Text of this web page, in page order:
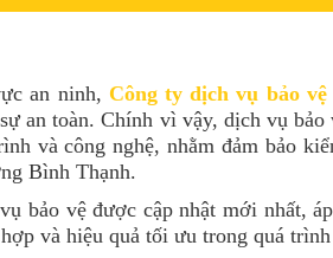
an ninh, Công ty dịch vụ bảo vệ
an toàn. Chính vì vậy, dịch vụ
và công nghệ, nhằm đảm bảo
Bình Thạnh.
bảo vệ được cập nhật mới nhất,
và hiệu quả tối ưu trong quá